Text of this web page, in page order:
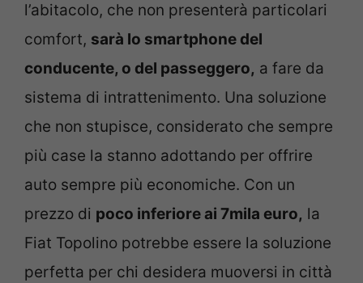
l’abitacolo, che non presenterà particolari
comfort, sarà lo smartphone del
conducente, o del passeggero, a fare da
sistema di intrattenimento. Una soluzione
che non stupisce, considerato che sempre
più case la stanno adottando per offrire
auto sempre più economiche. Con un
prezzo di poco inferiore ai 7mila euro, la
Fiat Topolino potrebbe essere la soluzione
perfetta per chi desidera muoversi in città